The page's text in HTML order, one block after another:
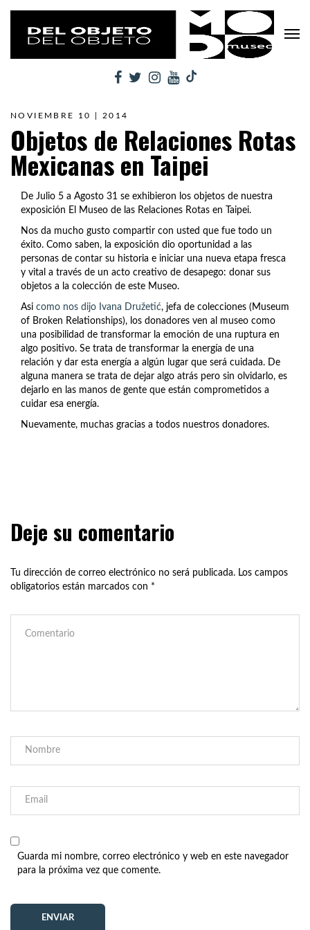
NOVIEMBRE 10 | 2014
Objetos de Relaciones Rotas
Mexicanas en Taipei
De Julio 5 a Agosto 31 se exhibieron los objetos de nuestra
exposición El Museo de las Relaciones Rotas en Taipei.
Nos da mucho gusto compartir con usted que fue todo un
éxito. Como saben, la exposición dio oportunidad a las
personas de contar su historia e iniciar una nueva etapa fresca
y vital a través de un acto creativo de desapego: donar sus
objetos a la colección de este Museo.
Asi como nos dijo Ivana Družetić, jefa de colecciones (Museum
of Broken Relationships), los donadores ven al museo como
una posibilidad de transformar la emoción de una ruptura en
algo positivo. Se trata de transformar la energía de una
relación y dar esta energía a algún lugar que será cuidada. De
alguna manera se trata de dejar algo atrás pero sin olvidarlo, es
dejarlo en las manos de gente que están comprometidos a
cuidar esa energía.
Nuevamente, muchas gracias a todos nuestros donadores.
Deje su comentario
Tu dirección de correo electrónico no será publicada. Los campos
obligatorios están marcados con *
Guarda mi nombre, correo electrónico y web en este navegador
para la próxima vez que comente.